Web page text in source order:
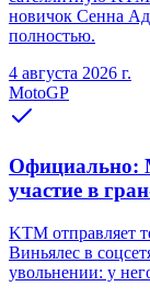
новичок Сенна
полностью.
4 августа 2026 г.
MotoGP
Официально:
участие в
KTM отправляет
Виньялес в
увольнении: у